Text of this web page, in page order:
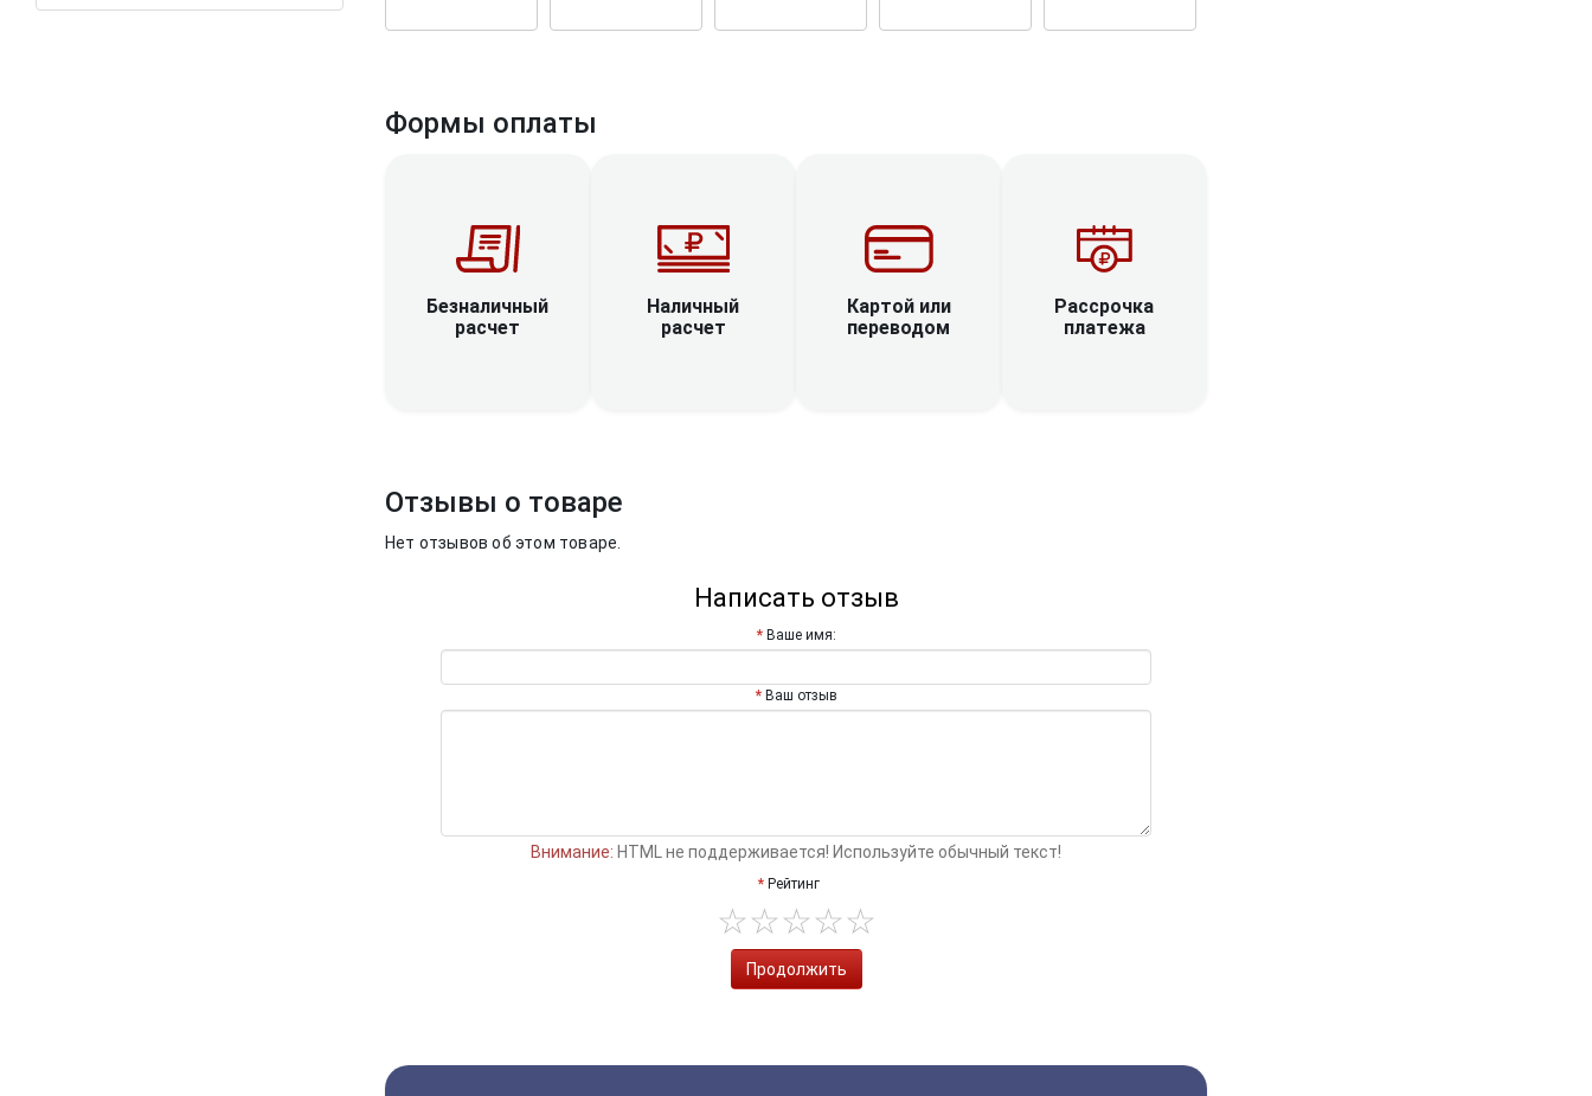
Формы оплаты
Безналичный
расчет
Наличный
расчет
Картой или
переводом
Рассрочка
платежа
Отзывы о товаре
Нет отзывов об этом товаре.
Написать отзыв
Ваше имя:
Ваш отзыв
Внимание: HTML не поддерживается! Используйте обычный текст!
Рейтинг
Продолжить